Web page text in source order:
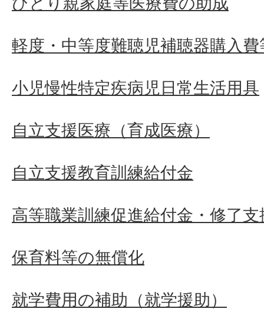
軽度・中等度難聴児補聴器購入
小児慢性特定疾病児日常生活用具
自立支援医療（育成医療）
自立支援教育訓練給付金
高等職業訓練促進給付金・修了
保育料等の無償化
就学費用の補助（就学援助）